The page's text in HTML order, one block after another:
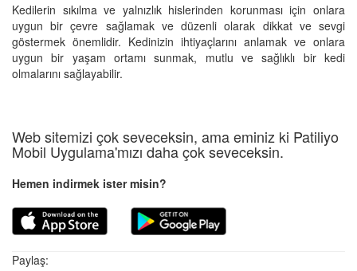
Kedilerin sıkılma ve yalnızlık hislerinden korunması için onlara
uygun bir çevre sağlamak ve düzenli olarak dikkat ve sevgi
göstermek önemlidir. Kedinizin ihtiyaçlarını anlamak ve onlara
uygun bir yaşam ortamı sunmak, mutlu ve sağlıklı bir kedi
olmalarını sağlayabilir.
Web sitemizi çok seveceksin, ama eminiz ki Patiliyo
Mobil Uygulama'mızı daha çok seveceksin.
Hemen indirmek ister misin?
Paylaş: